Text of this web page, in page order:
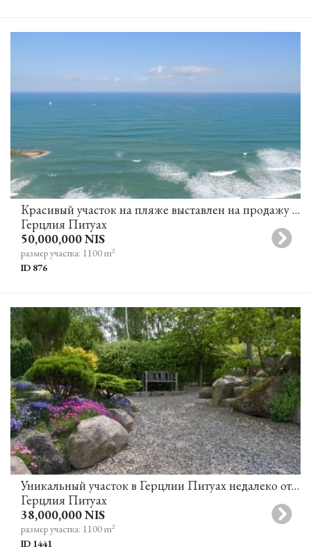
Красивый участок на пляже выставлен на продажу в Герцлия Питуах
Герцлия Питуах
50,000,000 NIS
размер участка: 1100 m2
ID 876
Уникальный участок в Герцлии Питуах недалеко от моря
Герцлия Питуах
38,000,000 NIS
размер участка: 1100 m2
ID 1441